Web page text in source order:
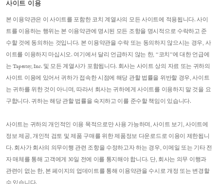
사이트 이용
본 이용약관은 이 사이트를 포함한 코치 계열사의 모든 사이트에 적용됩니다. 사이
트를 이용하는 행위는 본 이용약관에 명시된 모든 조항을 명시적으로 수락하고 준
수할 것에 동의하는 것입니다. 본 이용약관을 수락 또는 동의하지 않으시는 경우, 사
이트를 이용하지 마십시오. 여기에서 달리 언급하지 않는 한, “코치”에 대한 언급에
는 Tapestry, Inc. 및 모든 계열사가 포함됩니다. 회사는 사이트 상의 자료 또는 귀하의
사이트 이용에 있어서 귀하가 접속한 시점에 해당 관할 법률을 위반할 경우, 사이트
는 귀하를 위한 것이 아니며, 따라서 회사는 귀하에게 사이트를 이용하지 말 것을 요
구합니다. 귀하는 해당 관할 법률을 숙지하고 이를 준수할 책임이 있습니다.
사이트는 귀하의 개인적인 이용 목적으로만 사용 가능하며, 사이트 보기, 사이트에
정보 제공, 개인적 검토 및 제품 구매를 위한 제품정보 다운로드로 이용이 제한됩니
다. 회사가 회사의 의무이행 관련 조항을 수정하고자 하는 경우, 이메일 또는 기타 전
자 매체를 통해 고객에게 30일 전에 이를 통지해야 합니다. 단, 회사는 의무 이행과
관련이 없는 한, 본 페이지의 업데이트를 통해 이용약관을 수시로 개정 또는 변경할